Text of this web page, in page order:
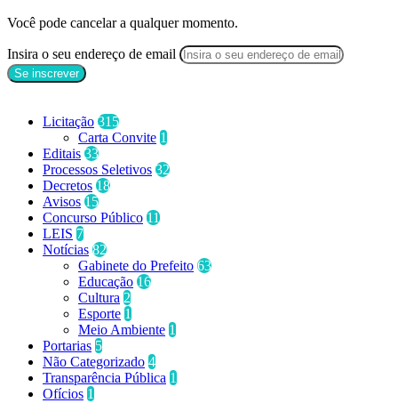
Você pode cancelar a qualquer momento.
Insira o seu endereço de email
Licitação 315
Carta Convite 1
Editais 33
Processos Seletivos 32
Decretos 18
Avisos 15
Concurso Público 11
LEIS 7
Notícias 82
Gabinete do Prefeito 63
Educação 16
Cultura 2
Esporte 1
Meio Ambiente 1
Portarias 5
Não Categorizado 4
Transparência Pública 1
Ofícios 1